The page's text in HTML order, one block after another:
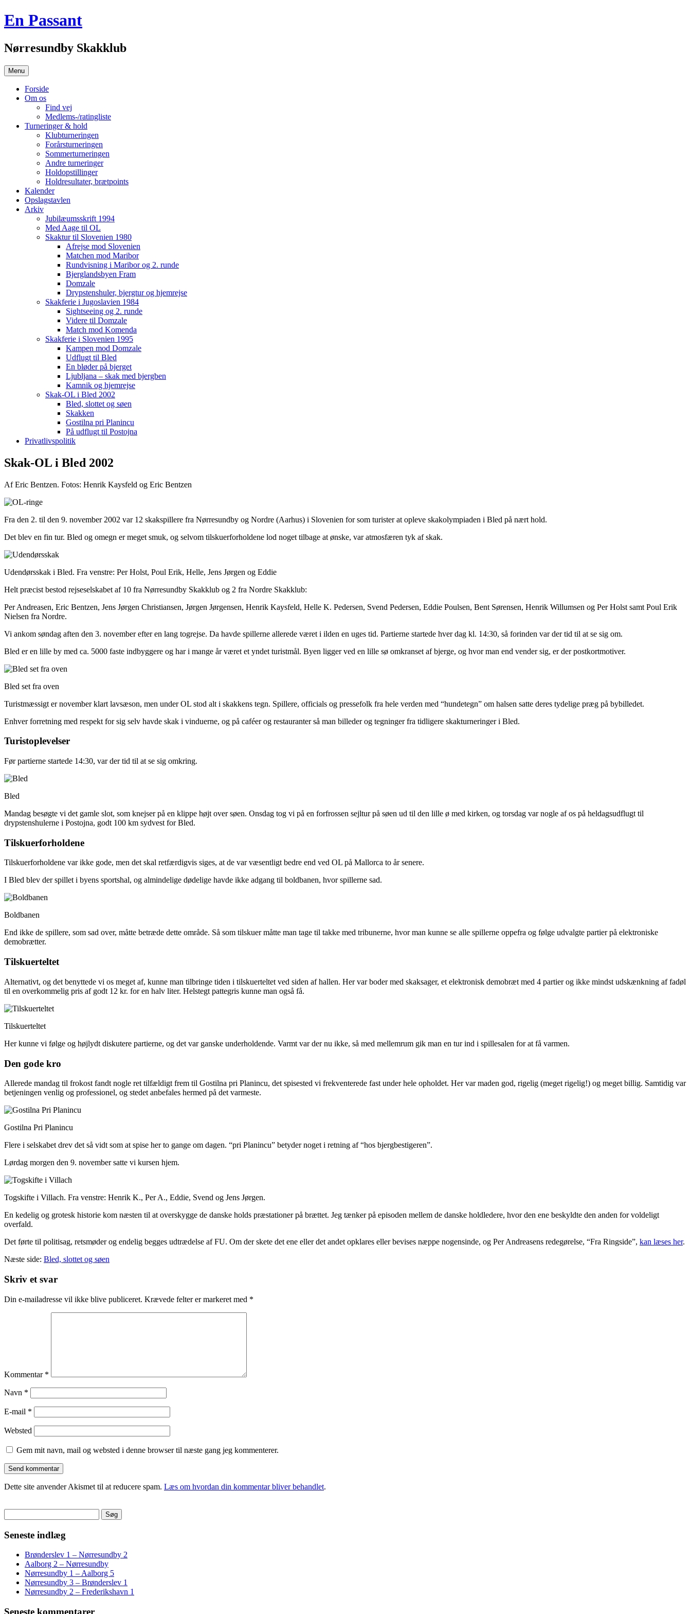
Hop
til
En Passant
Nørresundby Skakklub
Menu
Forside
Om os
Find vej
Medlems-/ratingliste
Turneringer & hold
Klubturneringen
Forårsturneringen
Sommerturneringen
Andre turneringer
Holdopstillinger
Holdresultater, brætpoints
Kalender
Opslagstavlen
Arkiv
Jubilæumsskrift 1994
Med Aage til OL
Skaktur til Slovenien 1980
Afrejse mod Slovenien
Matchen mod Maribor
Rundvisning i Maribor og 2. runde
Bjerglandsbyen Fram
Domzale
Drypstenshuler, bjergtur og hjemrejse
Skakferie i Jugoslavien 1984
Sightseeing og 2. runde
Videre til Domzale
Match mod Komenda
Skakferie i Slovenien 1995
Kampen mod Domzale
Udflugt til Bled
En bløder på bjerget
Ljubljana – skak med bjergben
Kamnik og hjemrejse
Skak-OL i Bled 2002
Bled, slottet og søen
Skakken
Gostilna pri Planincu
På udflugt til Postojna
Privatlivspolitik
Skak-OL i Bled 2002
Af Eric Bentzen. Fotos: Henrik Kaysfeld og Eric Bentzen
Fra den 2. til den 9. november 2002 var 12 skakspillere fra Nørresundby og Nordre (Aarhus) i Slovenien for som turister at opleve skakolympiaden i Bled på nært hold.
Det blev en fin tur. Bled og omegn er meget smuk, og selvom tilskuerforholdene lod noget tilbage at ønske, var atmosfæren tyk af skak.
Udendørsskak i Bled. Fra venstre: Per Holst, Poul Erik, Helle, Jens Jørgen og Eddie
Helt præcist bestod rejseselskabet af 10 fra Nørresundby Skakklub og 2 fra Nordre Skakklub:
Per Andreasen, Eric Bentzen, Jens Jørgen Christiansen, Jørgen Jørgensen, Henrik Kaysfeld, Helle K. Pedersen, Svend Pedersen, Eddie Poulsen, Bent Sørensen, Henrik Willumsen og Per Holst samt Poul Erik
Nielsen fra Nordre.
Vi ankom søndag aften den 3. november efter en lang togrejse. Da havde spillerne allerede været i ilden en uges tid. Partierne startede hver dag kl. 14:30, så forinden var der tid til at se sig om.
Bled er en lille by med ca. 5000 faste indbyggere og har i mange år været et yndet turistmål. Byen ligger ved en lille sø omkranset af bjerge, og hvor man end vender sig, er der postkortmotiver.
Bled set fra oven
Turistmæssigt er november klart lavsæson, men under OL stod alt i skakkens tegn. Spillere, officials og pressefolk fra hele verden med “hundetegn” om halsen satte deres tydelige præg på bybilledet.
Enhver forretning med respekt for sig selv havde skak i vinduerne, og på caféer og restauranter så man billeder og tegninger fra tidligere skakturneringer i Bled.
Turistoplevelser
Før partierne startede 14:30, var der tid til at se sig omkring.
Bled
Mandag besøgte vi det gamle slot, som knejser på en klippe højt over søen. Onsdag tog vi på en forfrossen sejltur på søen ud til den lille ø med kirken, og torsdag var nogle af os på heldagsudflugt til
drypstenshulerne i Postojna, godt 100 km sydvest for Bled.
Tilskuerforholdene
Tilskuerforholdene var ikke gode, men det skal retfærdigvis siges, at de var væsentligt bedre end ved OL på Mallorca to år senere.
I Bled blev der spillet i byens sportshal, og almindelige dødelige havde ikke adgang til boldbanen, hvor spillerne sad.
Boldbanen
End ikke de spillere, som sad over, måtte betræde dette område. Så som tilskuer måtte man tage til takke med tribunerne, hvor man kunne se alle spillerne oppefra og følge udvalgte partier på elektroniske
demobrætter.
Tilskuerteltet
Alternativt, og det benyttede vi os meget af, kunne man tilbringe tiden i tilskuerteltet ved siden af hallen. Her var boder med skaksager, et elektronisk demobræt med 4 partier og ikke mindst udskænkning af fadøl
til en overkommelig pris af godt 12 kr. for en halv liter. Helstegt pattegris kunne man også få.
Tilskuerteltet
Her kunne vi følge og højlydt diskutere partierne, og det var ganske underholdende. Varmt var der nu ikke, så med mellemrum gik man en tur ind i spillesalen for at få varmen.
Den gode kro
Allerede mandag til frokost fandt nogle ret tilfældigt frem til Gostilna pri Planincu, det spisested vi frekventerede fast under hele opholdet. Her var maden god, rigelig (meget rigelig!) og meget billig. Samtidig var
betjeningen venlig og professionel, og stedet anbefales hermed på det varmeste.
Gostilna Pri Planincu
Flere i selskabet drev det så vidt som at spise her to gange om dagen. “pri Planincu” betyder noget i retning af “hos bjergbestigeren”.
Lørdag morgen den 9. november satte vi kursen hjem.
Togskifte i Villach. Fra venstre: Henrik K., Per A., Eddie, Svend og Jens Jørgen.
En kedelig og grotesk historie kom næsten til at overskygge de danske holds præstationer på brættet. Jeg tænker på episoden mellem de danske holdledere, hvor den ene beskyldte den anden for voldeligt
overfald.
Det førte til politisag, retsmøder og endelig begges udtrædelse af FU. Om der skete det ene eller det andet opklares eller bevises næppe nogensinde, og Per Andreasens redegørelse, “Fra Ringside”, kan læses her.
Næste side: Bled, slottet og søen
Skriv et svar
Din e-mailadresse vil ikke blive publiceret. Krævede felter er markeret med *
Kommentar *
Navn *
E-mail *
Websted
Gem mit navn, mail og websted i denne browser til næste gang jeg kommenterer.
Dette site anvender Akismet til at reducere spam. Læs om hvordan din kommentar bliver behandlet.
efter:
Seneste indlæg
Brønderslev 1 – Nørresundby 2
Aalborg 2 – Nørresundby
Nørresundby 1 – Aalborg 5
Nørresundby 3 – Brønderslev 1
Nørresundby 2 – Frederikshavn 1
Seneste kommentarer